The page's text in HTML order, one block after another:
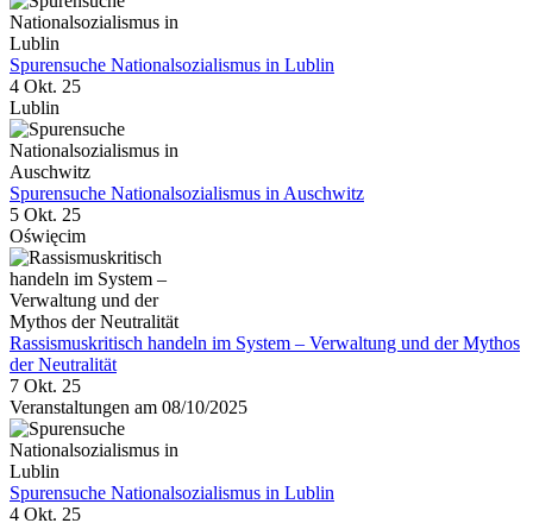
Spurensuche Nationalsozialismus in Lublin
4 Okt. 25
Lublin
Spurensuche Nationalsozialismus in Auschwitz
5 Okt. 25
Oświęcim
Rassismuskritisch handeln im System – Verwaltung und der Mythos
der Neutralität
7 Okt. 25
Veranstaltungen am 08/10/2025
Spurensuche Nationalsozialismus in Lublin
4 Okt. 25